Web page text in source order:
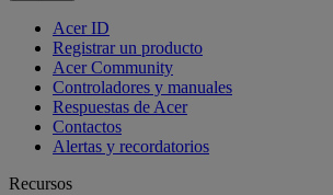
Acer ID
Registrar un producto
Acer Community
Controladores y manuales
Respuestas de Acer
Contactos
Alertas y recordatorios
Recursos